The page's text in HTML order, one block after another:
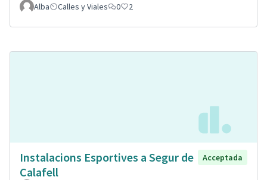
Alba Calles y Viales 0 2
Instalacions Esportives a Segur de
Calafell
Acceptada